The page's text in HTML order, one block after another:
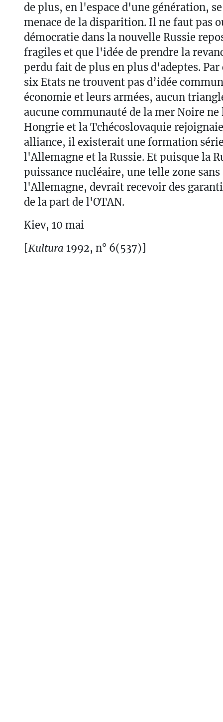
de plus, en l'espace d'une génération,
menace de la disparition. Il ne faut pas
démocratie dans la nouvelle Russie
fragiles et que l'idée de prendre la
perdu fait de plus en plus d'adeptes. Par
six Etats ne trouvent pas d’idée
économie et leurs armées, aucun
aucune communauté de la mer Noire ne
Hongrie et la Tchécoslovaquie
alliance, il existerait une formation
l'Allemagne et la Russie. Et puisque la
puissance nucléaire, une telle zone
l'Allemagne, devrait recevoir des
de la part de l'OTAN.
Kiev, 10 mai
[Kultura 1992, n° 6(537)]